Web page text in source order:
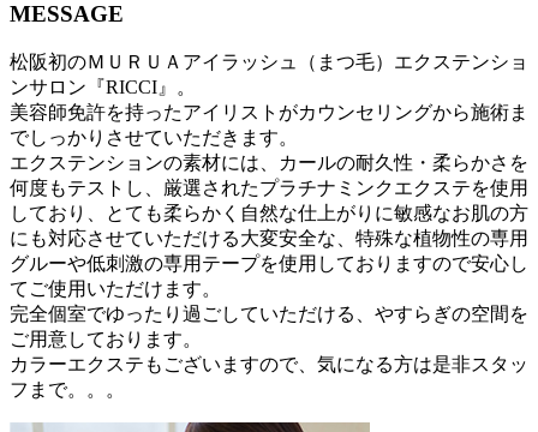
MESSAGE
松阪初のＭＵＲＵＡアイラッシュ（まつ毛）エクステンショ
ンサロン『RICCI』。
美容師免許を持ったアイリストがカウンセリングから施術ま
でしっかりさせていただきます。
エクステンションの素材には、カールの耐久性・柔らかさを
何度もテストし、厳選されたプラチナミンクエクステを使用
しており、とても柔らかく自然な仕上がりに敏感なお肌の方
にも対応させていただける大変安全な、特殊な植物性の専用
グルーや低刺激の専用テープを使用しておりますので安心し
てご使用いただけます。
完全個室でゆったり過ごしていただける、やすらぎの空間を
ご用意しております。
カラーエクステもございますので、気になる方は是非スタッ
フまで。。。